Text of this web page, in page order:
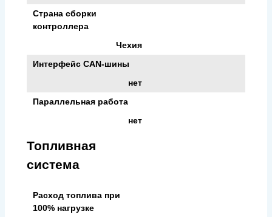
Страна сборки
контроллера
Чехия
Интерфейс CAN-шины
нет
Параллельная работа
нет
Топливная
система
Расход топлива при
100% нагрузке